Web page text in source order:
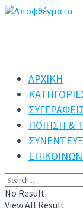
ΑΡΧΙΚΗ
ΠΟΙΗΣΗ &
No Result
View All Result